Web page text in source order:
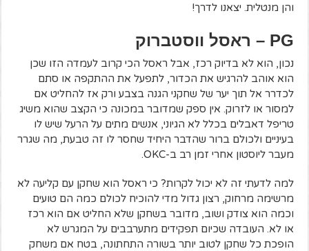
והן מנטלית. יצאנו לדרך!
PG – ראסל ווסטברוק
נכון, הוא לא בדיוק רכז, אבל ראסל הכי קרוב לעמדה הזו שכן
הוא אוהב להרגיש את הכדור, לתפעל את ההתקפה או סתם
לכדרר אל תוך יער של שחקני הגנה בצבע ורק אז להחליט אם
למסור או לזרוק. אין ספק שמדובר במכונה כי הקצב שהוא משיג
טריפל דאבלים בכלל לא הגיוני, אנשים מתים על הרעל שיש לו
בעיניים ולכולם ברור שהדבר היחיד שחסר לו זה טבעת, מה שגרר
מעבר ליוסטון אחרי זמן רב ב-OKC.
למה לדעתי זה לא יכול לקרות? כי ראסל הוא שחקן עם קליעה לא
מרשימה מרחוק, רצון גדול מדי להוכיח לכולם כמה הם טועים
וכמה הוא צודק ושוב, מדובר בשחקן שלא החליט אם הוא רכז
או לא. העובדה שכיום תפקידים מתערבבים על המגרש לא
הופכת כל שחקן לטוב יותר בשורה התחתונה, בטח אם משחק